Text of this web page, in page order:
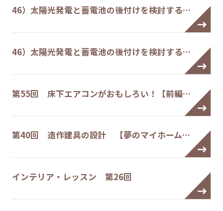
46）太陽光発電と蓄電池の後付けを検討する…
46）太陽光発電と蓄電池の後付けを検討する…
第55回 床下エアコンがおもしろい！【前編…
第40回 造作建具の設計 【夢のマイホーム…
インテリア・レッスン 第26回